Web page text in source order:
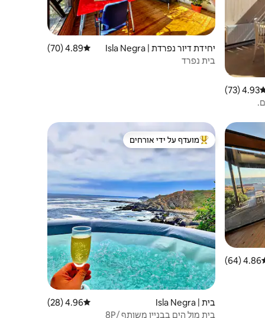
ממוצע של 4.93 מתוך 5, 73 ביקורות
4.93 (73)
יחידת דיור נפרדת | Isla Negra דירוג ממוצע של 4.89 מתוך 5, 70 ביקורות
4.89 (70)
בית נפרד
ממוצע של 4.86 מתוך 5, 64 ביקורות
4.86 (64)
מוביל בקרב נכסים מועדפים על ידי אורחים
מועדף על ידי אורחים
בית | Isla Negra דירוג ממוצע של 4.96 מתוך 5, 28 ביקורות
4.96 (28)
בית מול הים בבניין משותף /8P